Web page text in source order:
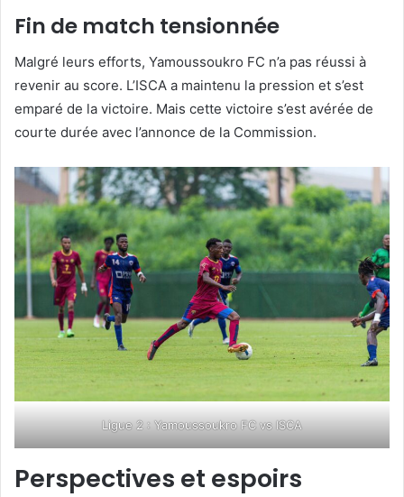
Fin de match tensionnée
Malgré leurs efforts, Yamoussoukro FC n’a pas réussi à
revenir au score. L’ISCA a maintenu la pression et s’est
emparé de la victoire. Mais cette victoire s’est avérée de
courte durée avec l’annonce de la Commission.
Ligue 2 : Yamoussoukro FC vs ISCA
Perspectives et espoirs